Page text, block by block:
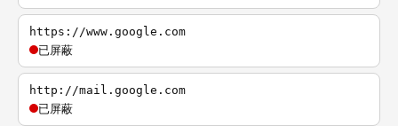
https://www.google.com
已屏蔽
http://mail.google.com
已屏蔽